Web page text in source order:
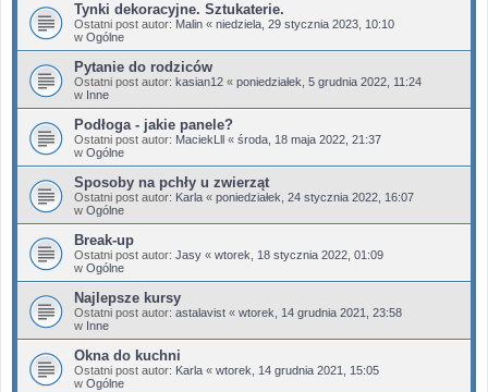
Tynki dekoracyjne. Sztukaterie.
Ostatni post autor: Malin « niedziela, 29 stycznia 2023, 10:10
w Ogólne
Pytanie do rodziców
Ostatni post autor: kasian12 « poniedziałek, 5 grudnia 2022, 11:24
w Inne
Podłoga - jakie panele?
Ostatni post autor: MaciekLll « środa, 18 maja 2022, 21:37
w Ogólne
Sposoby na pchły u zwierząt
Ostatni post autor: Karla « poniedziałek, 24 stycznia 2022, 16:07
w Ogólne
Break-up
Ostatni post autor: Jasy « wtorek, 18 stycznia 2022, 01:09
w Ogólne
Najlepsze kursy
Ostatni post autor: astalavist « wtorek, 14 grudnia 2021, 23:58
w Inne
Okna do kuchni
Ostatni post autor: Karla « wtorek, 14 grudnia 2021, 15:05
w Ogólne